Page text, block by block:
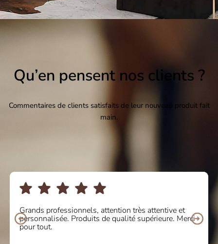
Qu’en pensent nos clients ?
Commentaires de clients satisfaits de leur nouveau produit fait
main.
J'ai acheté des bottines en ligne et le service était de
10. Ravi de la qualité et du confort du produit. Je
répéterai sans aucun doute ! Merci beaucoup